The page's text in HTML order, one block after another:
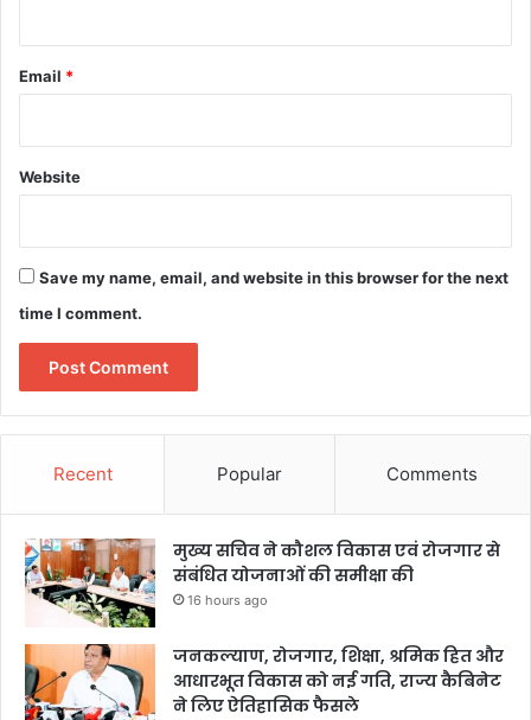
Email *
Website
Save my name, email, and website in this browser for the next
time I comment.
Recent Popular Comments
मुख्य सचिव ने कौशल विकास एवं रोजगार से
संबंधित योजनाओं की समीक्षा की
16 hours ago
जनकल्याण, रोजगार, शिक्षा, श्रमिक हित और
आधारभूत विकास को नई गति, राज्य कैबिनेट
ने लिए ऐतिहासिक फैसले